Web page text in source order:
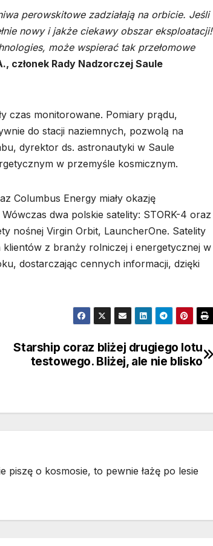
perowskitowe zadziałają na orbicie. Jeśli
nowy i jakże ciekawy obszar eksploatacji!
może wspierać tak przełomowe
członek Rady Nadzorczej Saule
czas monitorowane. Pomiary prądu,
do stacji naziemnych, pozwolą na
dyrektor ds. astronautyki w Saule
w przemyśle kosmicznym.
Columbus Energy miały okazję
dwa polskie satelity: STORK-4 oraz
nośnej Virgin Orbit, LauncherOne. Satelity
klientów z branży rolniczej i energetycznej w
dostarczając cennych informacji, dzięki
Starship coraz bliżej drugiego lotu
testowego. Bliżej, ale nie blisko
piszę o kosmosie, to pewnie łażę po lesie